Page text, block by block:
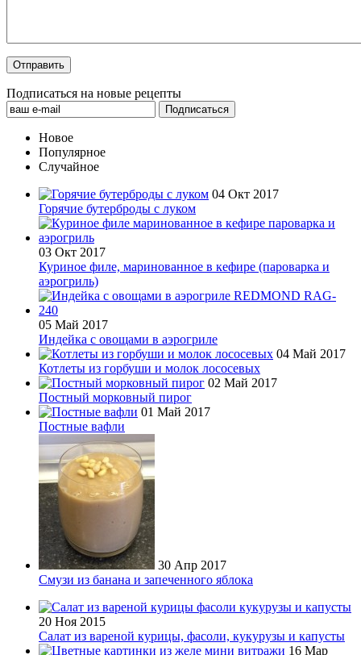
Подписаться на новые рецепты
Новое
Популярное
Случайное
04 Окт 2017
Горячие бутерброды с луком
03 Окт 2017
Куриное филе, маринованное в кефире (пароварка и
аэрогриль)
05 Май 2017
Индейка с овощами в аэрогриле
04 Май 2017
Котлеты из горбуши и молок лососевых
02 Май 2017
Постный морковный пирог
01 Май 2017
Постные вафли
30 Апр 2017
Смузи из банана и запеченного яблока
20 Ноя 2015
Салат из вареной курицы, фасоли, кукурузы и капусты
16 Мар